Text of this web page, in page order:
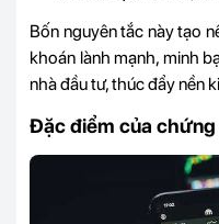
Bốn nguyên tắc này tạo
khoán lành mạnh, minh
nhà đầu tư, thúc đẩy nền
Đặc điểm của